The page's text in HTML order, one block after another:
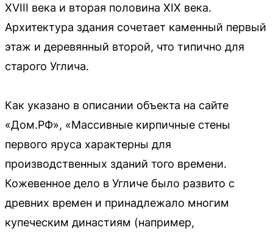
XVIII века и вторая половина XIX века.
Архитектура здания сочетает каменный первый
этаж и деревянный второй, что типично для
старого Углича.
Как указано в описании объекта на сайте
«Дом.РФ», «Массивные кирпичные стены
первого яруса характерны для
производственных зданий того времени.
Кожевенное дело в Угличе было развито с
древних времен и принадлежало многим
купеческим династиям (например,